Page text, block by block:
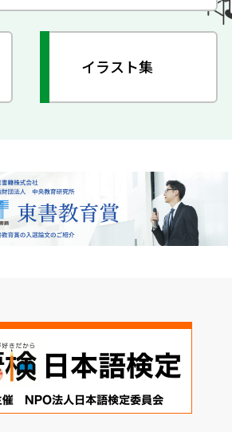
イラスト集